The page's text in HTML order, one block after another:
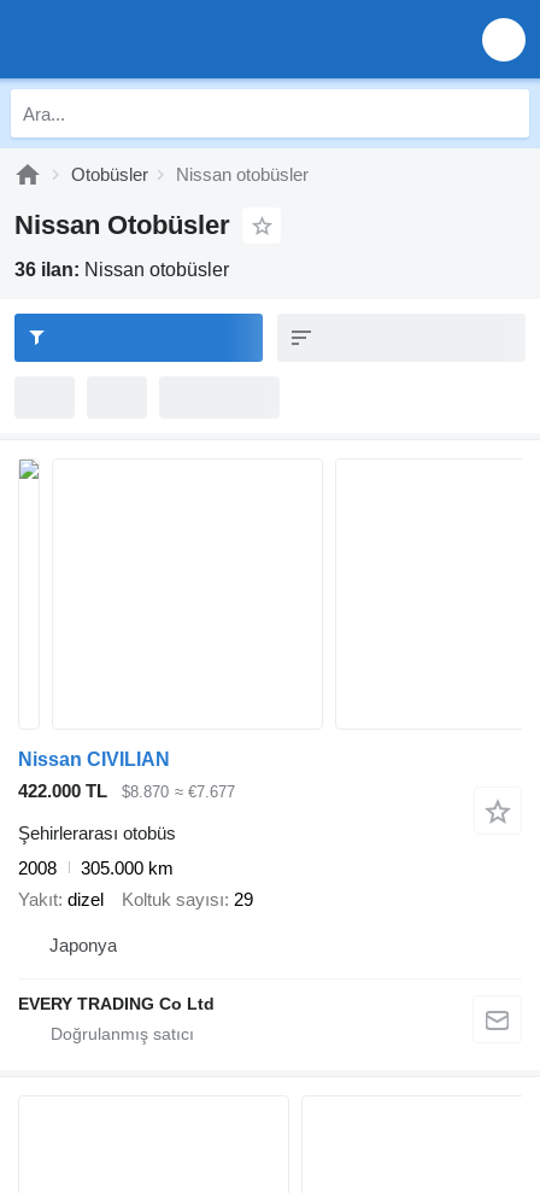
Otobüsler Nissan otobüsler
Nissan Otobüsler
36 ilan: Nissan otobüsler
Nissan CIVILIAN
422.000 TL
$8.870 ≈ €7.677
Şehirlerarası otobüs
2008
305.000 km
Yakıt dizel Koltuk sayısı 29
Japonya
EVERY TRADING Co Ltd